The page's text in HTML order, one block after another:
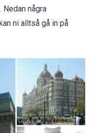
Nedan några
ni alltså gå in på